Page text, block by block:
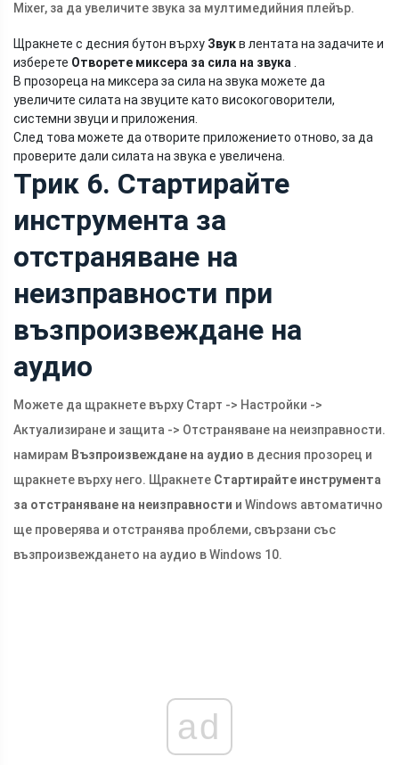
Mixer, за да увеличите звука за мултимедийния плейър.
Щракнете с десния бутон върху Звукв лентата на задачите и
изберете Отворете миксера за сила на звука
В прозореца на миксера за сила на звука можете да
увеличите силата на звуците като високоговорители,
системни звуци и приложения.
След това можете да отворите приложението отново, за да
проверите дали силата на звука е увеличена.
Трик 6. Стартирайте
инструмента за
отстраняване на
неизправности при
възпроизвеждане на
аудио
Можете да щракнете върху Старт -> Настройки ->
Актуализиране и защита -> Отстраняване на неизправности.
намирам Възпроизвеждане на аудио в десния прозорец и
щракнете върху него. Щракнете Стартирайте инструмента
за отстраняване на неизправности и Windows автоматично
ще проверява и отстранява проблеми, свързани със
възпроизвеждането на аудио в Windows 10.
ad